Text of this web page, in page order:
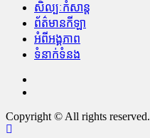
សិល្បៈកំសាន្ត
ព័ត៌មានកីឡា
អំពីអង្គភាព
ទំនាក់ទំនង
Copyright © All rights reserved.